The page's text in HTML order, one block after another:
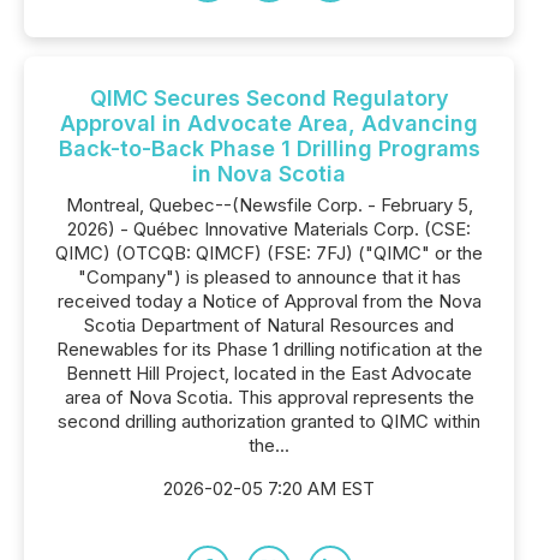
QIMC Secures Second Regulatory
Approval in Advocate Area, Advancing
Back-to-Back Phase 1 Drilling Programs
in Nova Scotia
Montreal, Quebec--(Newsfile Corp. - February 5,
2026) - Québec Innovative Materials Corp. (CSE:
QIMC) (OTCQB: QIMCF) (FSE: 7FJ) ("QIMC" or the
"Company") is pleased to announce that it has
received today a Notice of Approval from the Nova
Scotia Department of Natural Resources and
Renewables for its Phase 1 drilling notification at the
Bennett Hill Project, located in the East Advocate
area of Nova Scotia. This approval represents the
second drilling authorization granted to QIMC within
the...
2026-02-05 7:20 AM EST